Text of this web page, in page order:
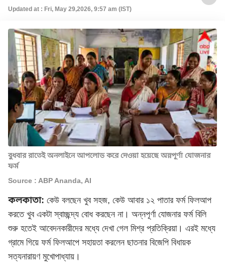
Updated at : Fri, May 29,2026, 9:57 am (IST)
বুধবার রাতেই অনলাইনে আপলোড করে দেওয়া হয়েছে অন্নপূর্ণা যোজনার
ফর্ম
Source : ABP Ananda, AI
কলকাতা: কেউ বলছেন খুব সহজ, কেউ আবার ১২ পাতার ফর্ম ফিলআপ
করতে খুব একটা স্বাচ্ছন্দ্য বোধ করছেন না। অন্নপূর্ণা যোজনার ফর্ম বিলি
শুরু হতেই আবেদনকারীদের মধ্যে দেখা গেল মিশ্র প্রতিক্রিয়া। এরই মধ্যে
গ্রামে গিয়ে ফর্ম ফিলআপে সহায়তা করলেন ছাতনার বিজেপি বিধায়ক
সত্যনারায়ণ মুখোপাধ্যায়।